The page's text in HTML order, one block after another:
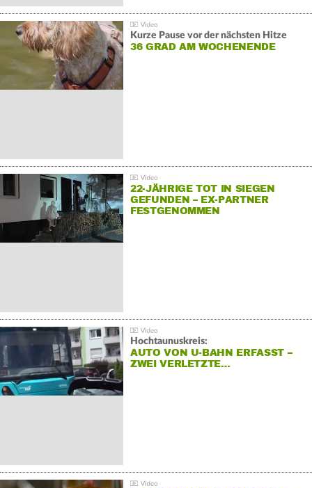
Kurze Pause vor der nächsten Hitze
36 GRAD AM WOCHENENDE
22-JÄHRIGE TOT IN SIEGEN
GEFUNDEN – EX-PARTNER
FESTGENOMMEN
Hochtaunuskreis:
AUTO VON U-BAHN ERFASST –
ZWEI VERLETZTE…